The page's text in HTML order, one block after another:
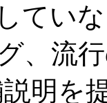
てい
、流
説明を